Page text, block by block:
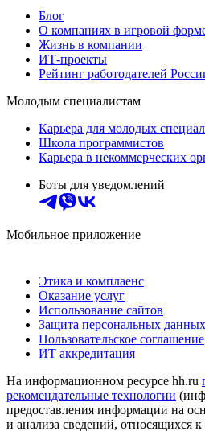
Блог
О компаниях в игровой
Жизнь в компании
ИТ-проекты
Рейтинг работодателей
Молодым специалистам
Карьера для молодых
Школа программистов
Карьера в некоммерческих
Боты для уведомлений
Мобильное приложение
Этика и комплаенс
Оказание услуг
Использование сайтов
Защита персональных данных
Пользовательское соглашение
ИТ аккредитация
На информационном ресурсе hh.ru
рекомендательные технологии
предоставления информации на
и анализа сведений, относящихся